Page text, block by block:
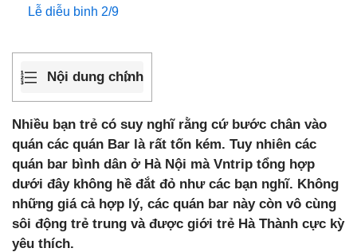
Lễ diễu binh 2/9
Nội dung chính
Nhiều bạn trẻ có suy nghĩ rằng cứ bước chân vào
quán các quán Bar là rất tốn kém. Tuy nhiên các
quán bar bình dân ở Hà Nội mà Vntrip tổng hợp
dưới đây không hề đắt đỏ như các bạn nghĩ. Không
những giá cả hợp lý, các quán bar này còn vô cùng
sôi động trẻ trung và được giới trẻ Hà Thành cực kỳ
yêu thích.